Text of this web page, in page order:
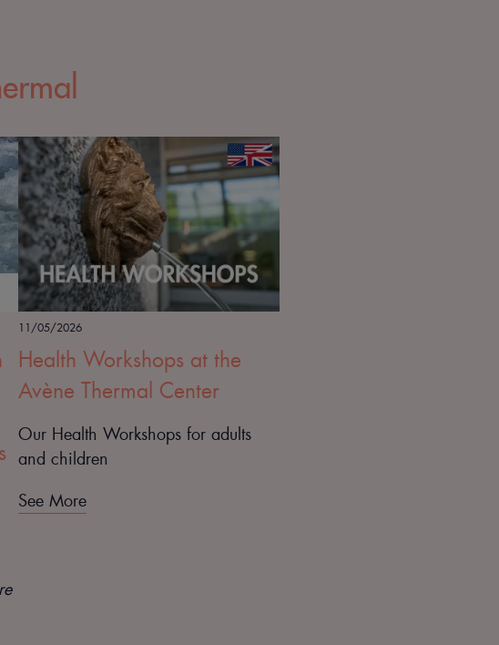
11/05/2026
Health Workshops at the
Avène Thermal Center
Our Health Workshops for adults
and children
See More